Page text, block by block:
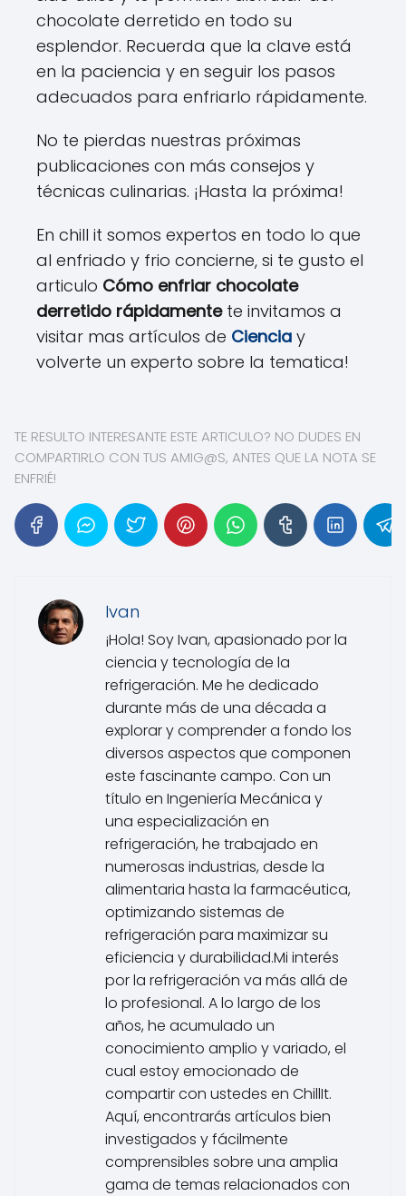
chocolate derretido en todo su
esplendor. Recuerda que la clave está
en la paciencia y en seguir los pasos
adecuados para enfriarlo rápidamente.
No te pierdas nuestras próximas
publicaciones con más consejos y
técnicas culinarias. ¡Hasta la próxima!
En chill it somos expertos en todo lo que
al enfriado y frio concierne, si te gusto el
articulo Cómo enfriar chocolate
derretido rápidamentete invitamos a
visitar mas artículos de Ciencia y
volverte un experto sobre la tematica!
TE RESULTO INTERESANTE ESTE ARTICULO? NO DUDES EN
COMPARTIRLO CON TUS AMIG@S, ANTES QUE LA NOTA SE
ENFRIÉ!
Ivan
¡Hola! Soy Ivan, apasionado por la
ciencia y tecnología de la
refrigeración. Me he dedicado
durante más de una década a
explorar y comprender a fondo los
diversos aspectos que componen
este fascinante campo. Con un
título en Ingeniería Mecánica y
una especialización en
refrigeración, he trabajado en
numerosas industrias, desde la
alimentaria hasta la farmacéutica,
optimizando sistemas de
refrigeración para maximizar su
eficiencia y durabilidad.Mi interés
por la refrigeración va más allá de
lo profesional. A lo largo de los
años, he acumulado un
conocimiento amplio y variado, el
cual estoy emocionado de
compartir con ustedes en ChillIt.
Aquí, encontrarás artículos bien
investigados y fácilmente
comprensibles sobre una amplia
gama de temas relacionados con